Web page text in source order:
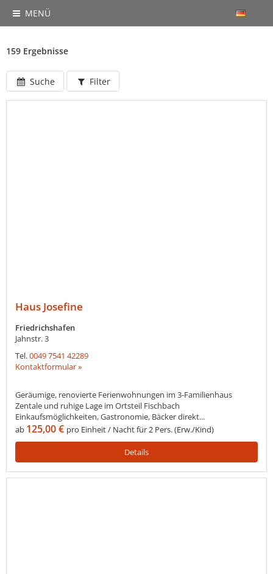
MENÜ
159 Ergebnisse
Suche Filter
Haus Josefine
Friedrichshafen
Jahnstr. 3
Tel.0049 7541 42289
Kontaktformular »
Geräumige, renovierte Ferienwohnungen im 3-Familienhaus
Zentale und ruhige Lage im Ortsteil Fischbach
Einkaufsmöglichkeiten, Gastronomie, Bäcker direkt...
ab 125,00 € pro Einheit / Nacht für 2 Pers. (Erw./Kind)
Details